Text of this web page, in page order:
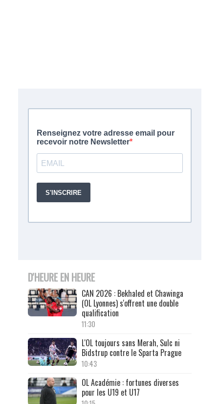
D'HEURE EN HEURE
CAN 2026 : Bekhaled et Chawinga
(OL Lyonnes) s'offrent une double
qualification
11:30
L'OL toujours sans Merah, Sulc ni
Bidstrup contre le Sparta Prague
10:43
OL Académie : fortunes diverses
pour les U19 et U17